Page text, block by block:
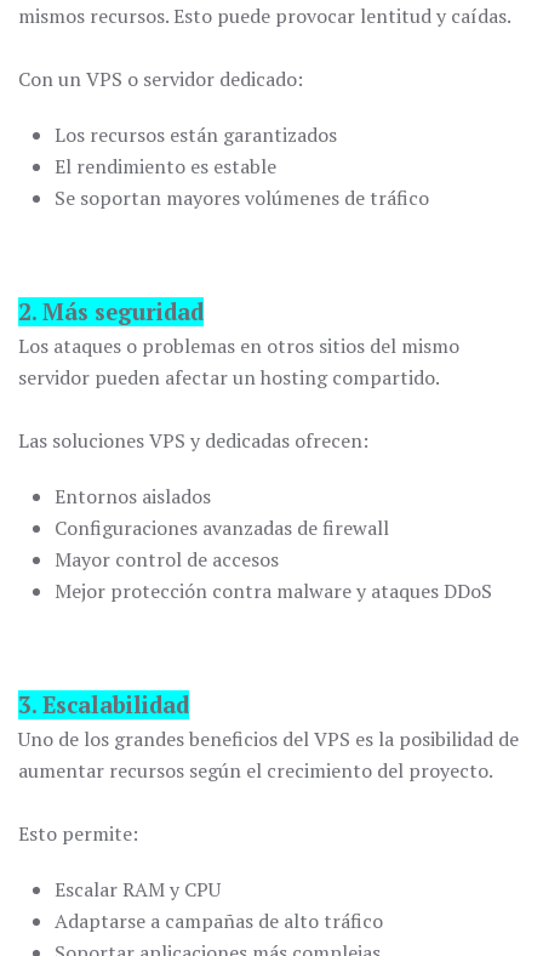
mismos recursos. Esto puede provocar lentitud y caídas.
Con un VPS o servidor dedicado:
Los recursos están garantizados
El rendimiento es estable
Se soportan mayores volúmenes de tráfico
2. Más seguridad
Los ataques o problemas en otros sitios del mismo
servidor pueden afectar un hosting compartido.
Las soluciones VPS y dedicadas ofrecen:
Entornos aislados
Configuraciones avanzadas de firewall
Mayor control de accesos
Mejor protección contra malware y ataques DDoS
3. Escalabilidad
Uno de los grandes beneficios del VPS es la posibilidad de
aumentar recursos según el crecimiento del proyecto.
Esto permite:
Escalar RAM y CPU
Adaptarse a campañas de alto tráfico